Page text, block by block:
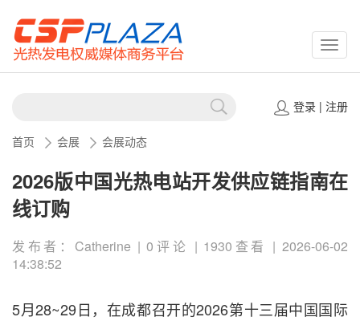
登录| 注册
首页 会展 会展动态
2026版中国光热电站开发供应链指南在
线订购
发布者：Catherine | 0评论 | 1930查看 | 2026-06-02
14:38:52
5月28~29日，在成都召开的2026第十三届中国国际